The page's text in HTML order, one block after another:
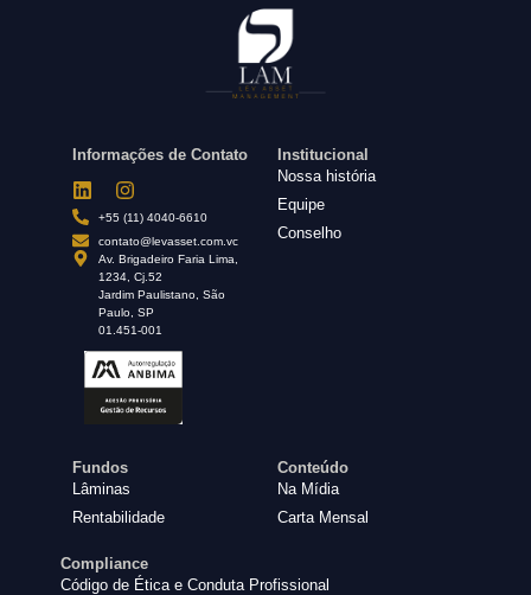
Informações de Contato
+55 (11) 4040-6610
contato@levasset.com.vc
Av. Brigadeiro Faria Lima,
1234, Cj.52
Jardim Paulistano, São
Paulo, SP
01.451-001
Institucional
Nossa história
Equipe
Conselho
Fundos
Lâminas
Rentabilidade
Conteúdo
Na Mídia
Carta Mensal
Compliance
Código de Ética e Conduta Profissional